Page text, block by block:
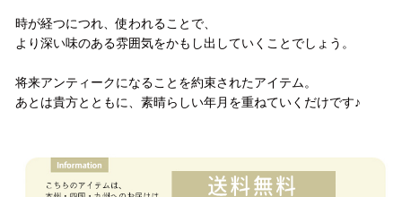
時が経つにつれ、使われることで、
より深い味のある雰囲気をかもし出していくことでしょう。
将来アンティークになることを約束されたアイテム。
あとは貴方とともに、素晴らしい年月を重ねていくだけです♪